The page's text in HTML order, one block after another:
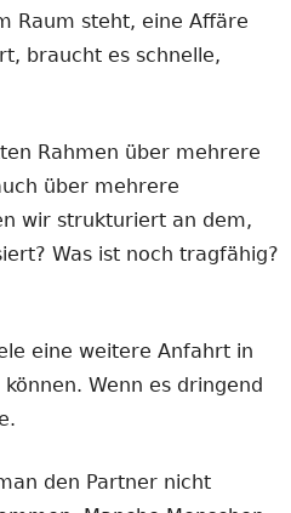
Raum steht, eine Affäre
braucht es schnelle,
Rahmen über mehrere
über mehrere
wir strukturiert an dem,
Was ist noch tragfähig?
eine weitere Anfahrt in
Wenn es dringend
den Partner nicht